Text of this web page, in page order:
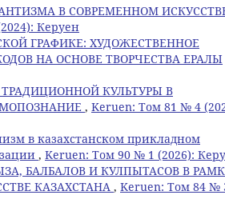
В СОВРЕМЕННОМ
Керуен
ГРАФИКЕ: ХУДОЖЕСТВЕННОЕ
НА ОСНОВЕ ТВОРЧЕСТВА ЕРАЛЫ
КУЛЬТУРЫ В
, Keruen: Том 81 № 4
в казахстанском прикладном
, Keruen: Том 90 № 1 (2026):
БАЛБАЛОВ И КУЛПЫТАСОВ В
КАЗАХСТАНА , Keruen: Том 84 №